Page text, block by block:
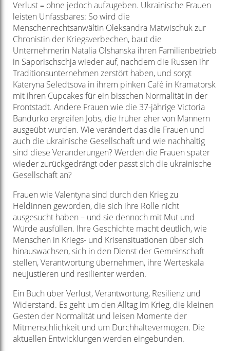
Verlust– ohne jedoch aufzugeben. Ukrainische Frauen
leisten Unfassbares: So wird die
Menschenrechtsanwältin Oleksandra Matwischuk zur
Chronistin der Kriegsverbechen, baut die
Unternehmerin Natalia Olshanska ihren Familienbetrieb
in Saporischschja wieder auf, nachdem die Russen ihr
Traditionsunternehmen zerstört haben, und sorgt
Kateryna Seledtsova in ihrem pinken Café in Kramatorsk
mit ihren Cupcakes für ein bisschen Normalität in der
Frontstadt. Andere Frauen wie die 37-jährige Victoria
Bandurko ergreifen Jobs, die früher eher von Männern
ausgeübt wurden. Wie verändert das die Frauen und
auch die ukrainische Gesellschaft und wie nachhaltig
sind diese Veränderungen? Werden die Frauen später
wieder zurückgedrängt oder passt sich die ukrainische
Gesellschaft an?
Frauen wie Valentyna sind durch den Krieg zu
Heldinnen geworden, die sich ihre Rolle nicht
ausgesucht haben – und sie dennoch mit Mut und
Würde ausfüllen. Ihre Geschichte macht deutlich, wie
Menschen in Kriegs- und Krisensituationen über sich
hinauswachsen, sich in den Dienst der Gemeinschaft
stellen, Verantwortung übernehmen, ihre Werteskala
neujustieren und resilienter werden.
Ein Buch über Verlust, Verantwortung, Resilienz und
Widerstand. Es geht um den Alltag im Krieg, die kleinen
Gesten der Normalität und leisen Momente der
Mitmenschlichkeit und um Durchhaltevermögen. Die
aktuellen Entwicklungen werden eingebunden.